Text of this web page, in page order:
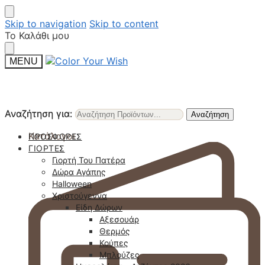
Skip to navigation Skip to content
Το Καλάθι μου
MENU
Αναζήτηση για: Αναζήτηση
Κατάλογοι
Αναζήτηση για: Αναζήτηση
ΠΡΟΣΦΟΡΈΣ
ΓΙΟΡΤΈΣ
Γιορτή Του Πατέρα
Δώρα Αγάπης
Halloween
Χριστούγεννα
Είδη Δώρων
Αξεσουάρ
Θερμός
Κούπες
Μπλούζες